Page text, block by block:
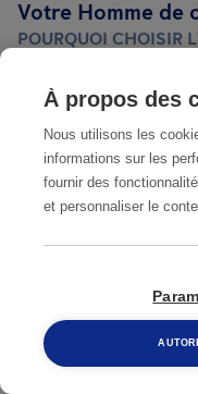
Votre Homme de
POURQUOI CHOISIR
Une
+ 30 ans
Un réseau
Des solutions
Des coûts
Notre agence
À propos des
Nous utilisons les
informations sur les
fournir des
et personnaliser le